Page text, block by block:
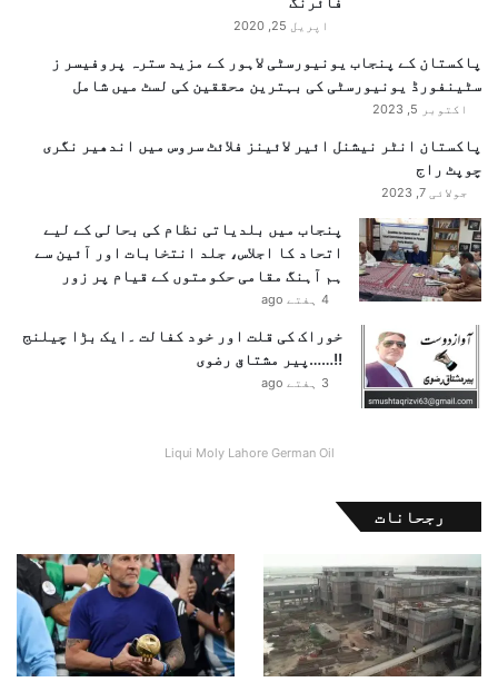
اپریل 25, 2020
پاکستان کے پنجاب یونیورسٹی لاہور کے مزید سترہ پروفیسر ز
سٹینفورڈ یونیورسٹی کی بہترین محققین کی لسٹ میں شامل
اکتوبر 5, 2023
پاکستان انٹر نیشنل ائیر لائینز فلائٹ سروس میں اندھیر نگری
چوپٹ راج
جولائی 7, 2023
پنجاب میں بلدیاتی نظام کی بحالی کے لیے
اتحاد کا اجلاس، جلد انتخابات اور آئین سے
ہم آہنگ مقامی حکومتوں کے قیام پر زور
4 ہفتے ago
خوراک کی قلت اور خود کفالت ۔ایک بڑا چیلنج
!!……پیر مشتاق رضوی
3 ہفتے ago
Liqui Moly Lahore German Oil
رجحانات